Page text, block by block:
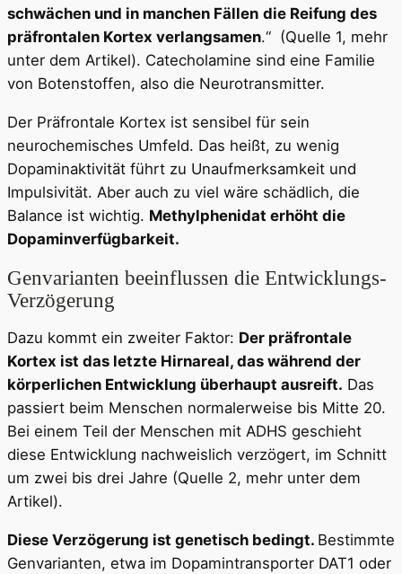
schwächen und in manchen Fällen die Reifung des
präfrontalen Kortex verlangsamen.“ (Quelle 1, mehr
unter dem Artikel). Catecholamine sind eine Familie
von Botenstoffen, also die Neurotransmitter.
Der Präfrontale Kortex ist sensibel für sein
neurochemisches Umfeld. Das heißt, zu wenig
Dopaminaktivität führt zu Unaufmerksamkeit und
Impulsivität. Aber auch zu viel wäre schädlich, die
Balance ist wichtig. Methylphenidat erhöht die
Dopaminverfügbarkeit.
Genvarianten beeinflussen die Entwicklungs-
Verzögerung
Dazu kommt ein zweiter Faktor: Der präfrontale
Kortex ist das letzte Hirnareal, das während der
körperlichen Entwicklung überhaupt ausreift. Das
passiert beim Menschen normalerweise bis Mitte 20.
Bei einem Teil der Menschen mit ADHS geschieht
diese Entwicklung nachweislich verzögert, im Schnitt
um zwei bis drei Jahre (Quelle 2, mehr unter dem
Artikel).
Diese Verzögerung ist genetisch bedingt. Bestimmte
Genvarianten, etwa im Dopamintransporter DAT1 oder